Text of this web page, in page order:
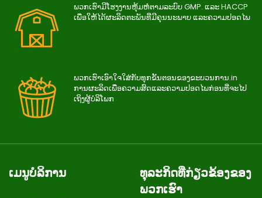
ພວກເຮົາມີໂຮງງານຫຸ້ມຫໍ່ຕາມລະບົບ GMP. ແລະ HACCP
ເພື່ອໃຫ້ໄດ້ຜະລິດຕະພັນທີ່ມີຄຸນນະພາບ ແລະຄວາມປອດໄພ
ພວກ​ເຮົາ​ເອົາ​ໃຈ​ໃສ່​ກັບ​ທຸກ​ຂັ້ນ​ຕອນ​ຂອງ​ຂະ​ບວນ​ການ.in
ການ​ຜະ​ລິດ​ເພື່ອ​ຄວາມ​ສົດ​ແລະ​ຄວາມ​ປອດ​ໄພ​ກ່ອນ​ທີ່​ຈະ​ໄປ​
ເຖິງ​ຜູ້​ບໍ​ລິ​ໂພກ
ເມນູບໍລິການ
ທຸລະກິດທີ່ກ່ຽວຂ້ອງຂອງ
ພວກເຮົາ